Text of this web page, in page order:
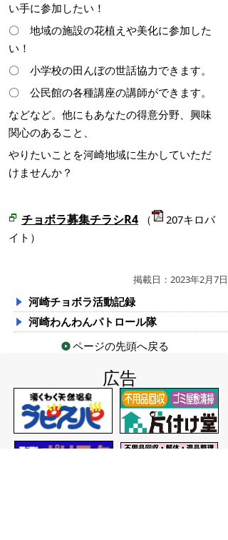
い手に参加したい！
〇 地域の施設の花植えや美化に参加した
い！
〇 小学校の田んぼの世話協力できます。
〇 公民館の各種講座の講師ができます。
などなど。他にもあなたの得意分野、興味
関心のあること、
やりたいことを河崎地域に生かしていただ
けませんか？
チョボラ募集チラシR4 （
207キロバ
イト）
掲載日：2023年2月7日
河崎チョボラ活動記録
河崎わんわんパトロール隊
ページの先頭へ戻る
広告